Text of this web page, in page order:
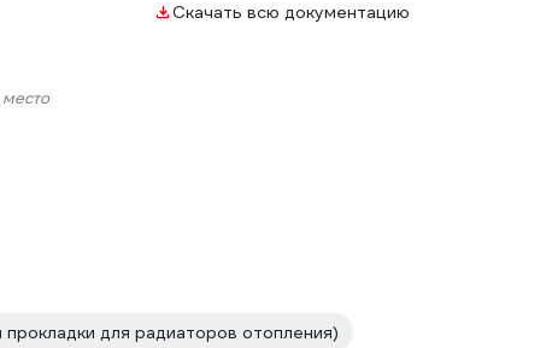
Скачать всю документацию
для радиаторов отопления)